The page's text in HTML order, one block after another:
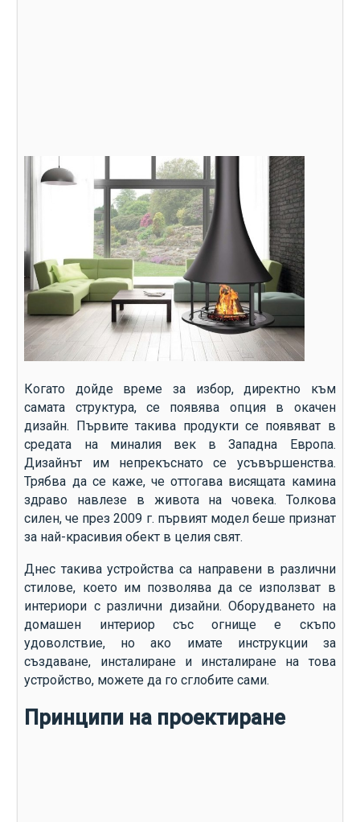
Когато дойде време за избор, директно към
самата структура, се появява опция в окачен
дизайн. Първите такива продукти се появяват в
средата на миналия век в Западна Европа.
Дизайнът им непрекъснато се усъвършенства.
Трябва да се каже, че оттогава висящата камина
здраво навлезе в живота на човека. Толкова
силен, че през 2009 г. първият модел беше признат
за най-красивия обект в целия свят.
Днес такива устройства са направени в различни
стилове, което им позволява да се използват в
интериори с различни дизайни. Оборудването на
домашен интериор със огнище е скъпо
удоволствие, но ако имате инструкции за
създаване, инсталиране и инсталиране на това
устройство, можете да го сглобите сами.
Принципи на проектиране